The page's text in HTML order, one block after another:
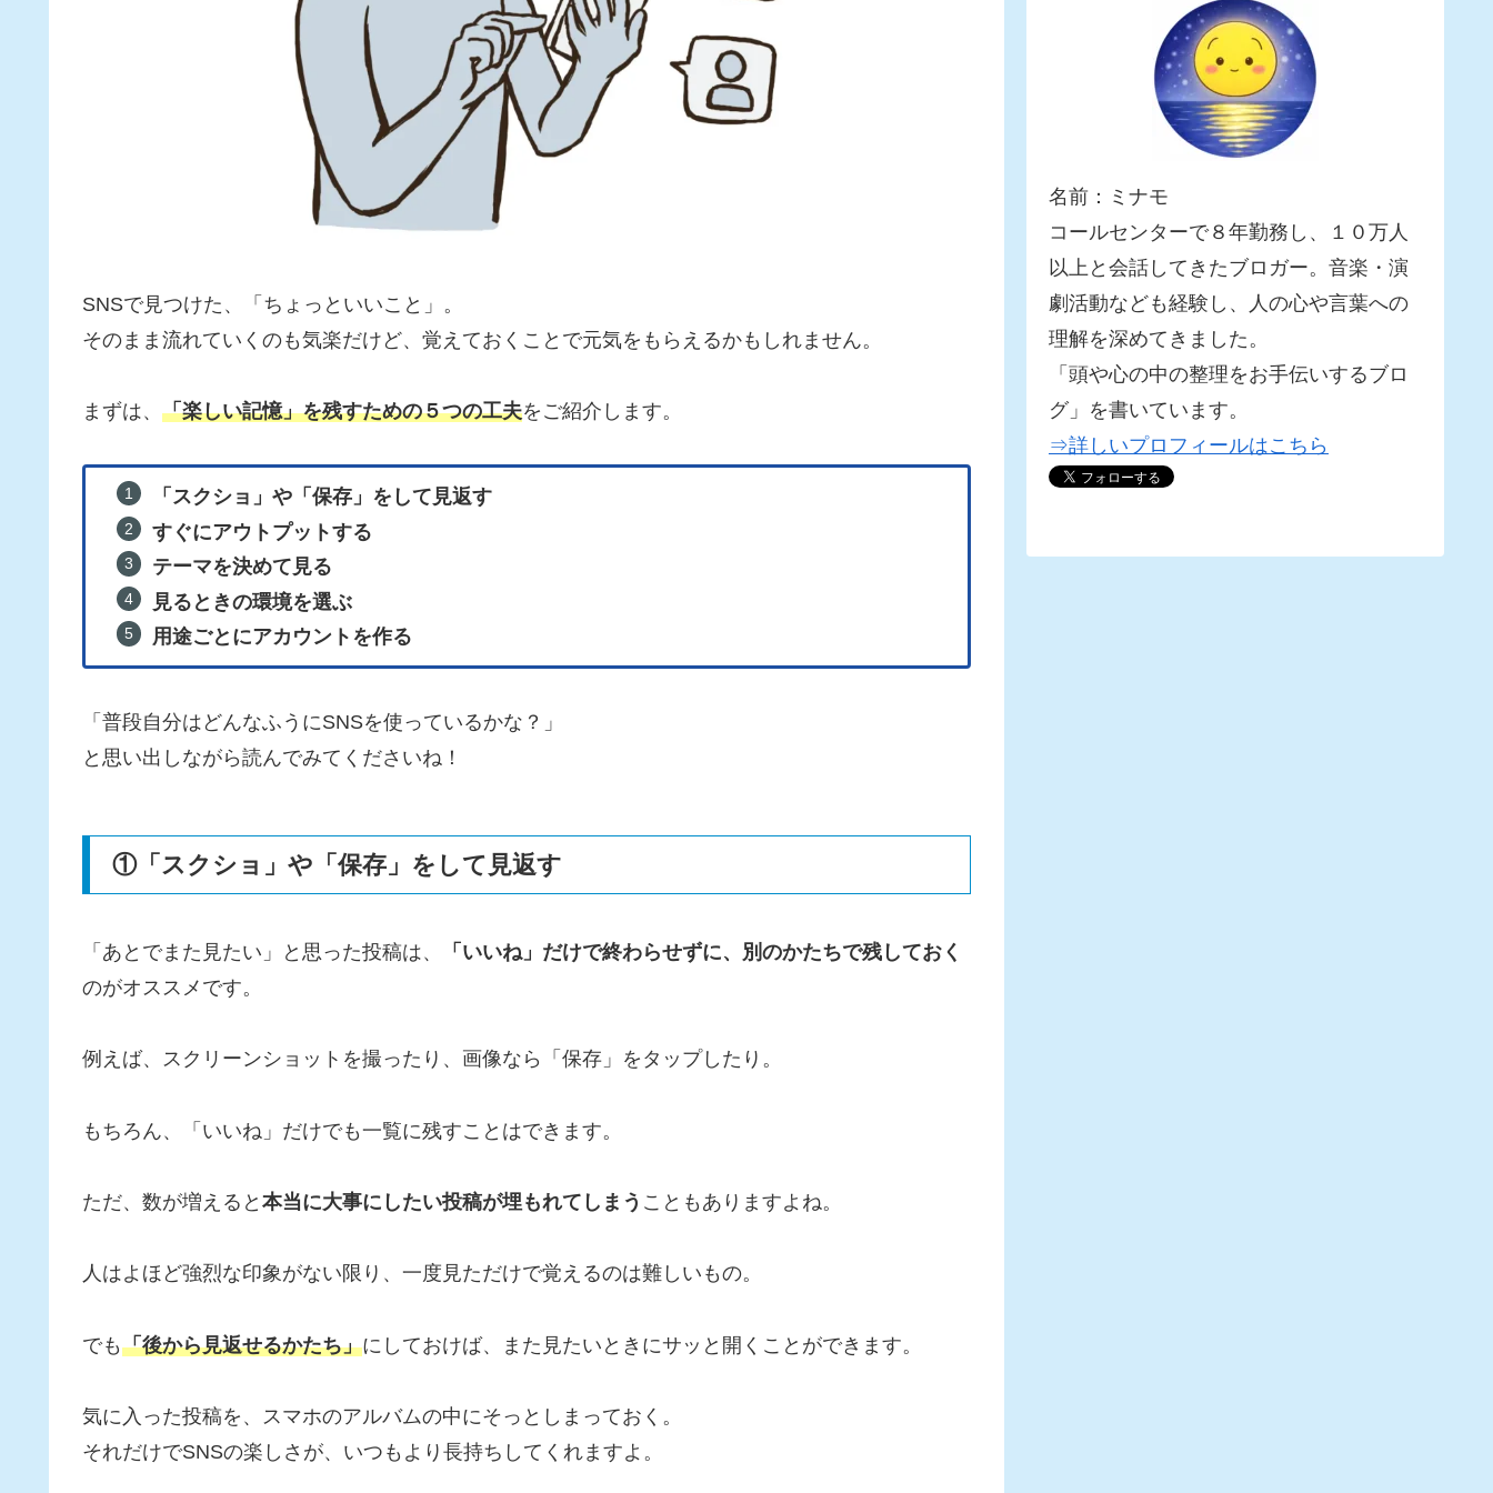
SNSで見つけた、「ちょっといいこと」。
そのまま流れていくのも気楽だけど、覚えておくことで元気をもらえるかもしれません。
まずは、 「楽しい記憶」を残すための５つの工夫をご紹介します。
「スクショ」や「保存」をして見返す
すぐにアウトプットする
テーマを決めて見る
見るときの環境を選ぶ
用途ごとにアカウントを作る
「普段自分はどんなふうにSNSを使っているかな？」
と思い出しながら読んでみてくださいね！
①「スクショ」や「保存」をして見返す
「あとでまた見たい」と思った投稿は、
「いいね」だけで終わらせずに、別のかたちで残しておく
のがオススメです。
例えば、スクリーンショットを撮ったり、画像なら「保存」をタップしたり。
もちろん、「いいね」だけでも一覧に残すことはできます。
ただ、数が増えると 本当に大事にしたい投稿が埋もれてしまう こともありますよね。
人はよほど強烈な印象がない限り、一度見ただけで覚えるのは難しいもの。
でも「後から見返せるかたち」にしておけば、また見たいときにサッと開くことができます。
気に入った投稿を、スマホのアルバムの中にそっとしまっておく。
それだけでSNSの楽しさが、いつもより長持ちしてくれますよ。
名前：ミナモ
コールセンターで８年勤務し、１０万人
以上と会話してきたブロガー。音楽・演
劇活動なども経験し、人の心や言葉への
理解を深めてきました。
「頭や心の中の整理をお手伝いするブロ
グ」を書いています。
⇒詳しいプロフィールはこちら